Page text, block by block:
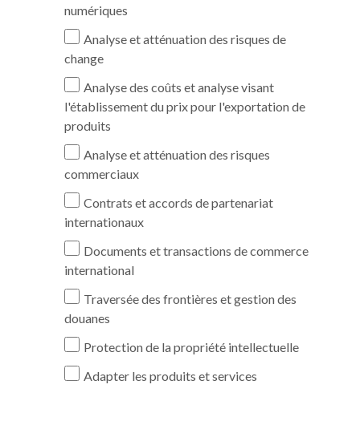
numériques
Analyse et atténuation des risques de
change
Analyse des coûts et analyse visant
l'établissement du prix pour l'exportation de
produits
Analyse et atténuation des risques
commerciaux
Contrats et accords de partenariat
internationaux
Documents et transactions de commerce
international
Traversée des frontières et gestion des
douanes
Protection de la propriété intellectuelle
Adapter les produits et services